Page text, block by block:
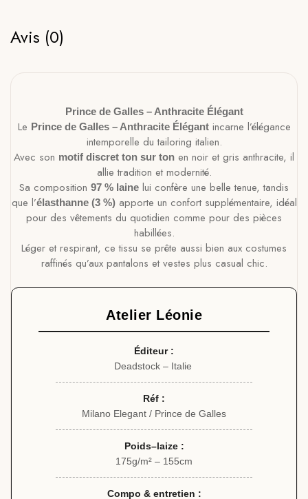
Avis (0)
Prince de Galles – Anthracite Élégant
Le Prince de Galles – Anthracite Élégantincarne l’élégance
intemporelle du tailoring italien.
Avec son motif discret ton sur ton en noir et gris anthracite, il
allie tradition et modernité.
Sa composition 97 % laine lui confère une belle tenue, tandis
que l’élasthanne (3 %)apporte un confort supplémentaire, idéal
pour des vêtements du quotidien comme pour des pièces
habillées.
Léger et respirant, ce tissu se prête aussi bien aux costumes
raffinés qu’aux pantalons et vestes plus casual chic.
Atelier Léonie
Éditeur :
Deadstock – Italie
Réf :
Milano Elegant / Prince de Galles
Poids–laize :
175g/m² – 155cm
Compo & entretien :